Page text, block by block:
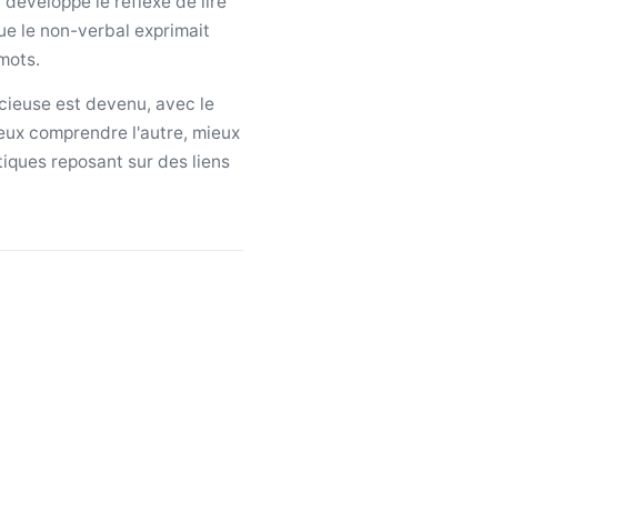
le non-verbal exprimait
est devenu, avec le
comprendre l'autre, mieux
reposant sur des liens